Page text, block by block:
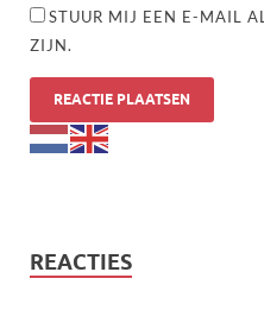
STUUR MIJ EEN E-MAIL
ZIJN.
REACTIES